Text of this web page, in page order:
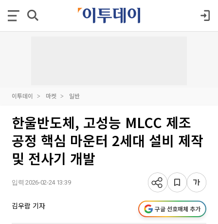
이투데이 마켓 일반
한울반도체, 고성능 MLCC 제조
공정 핵심 마운터 2세대 설비 제작
및 전사기 개발
입력 2026-02-24 13:39
김우람 기자 구글 선호매체 추가